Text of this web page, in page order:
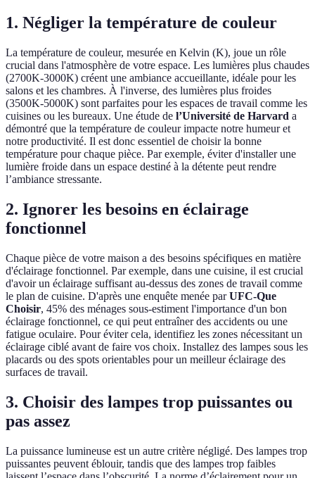
1. Négliger la température de couleur
La température de couleur, mesurée en Kelvin (K), joue un rôle
crucial dans l'atmosphère de votre espace. Les lumières plus chaudes
(2700K-3000K) créent une ambiance accueillante, idéale pour les
salons et les chambres. À l'inverse, des lumières plus froides
(3500K-5000K) sont parfaites pour les espaces de travail comme les
cuisines ou les bureaux. Une étude de l’Université de Harvard a
démontré que la température de couleur impacte notre humeur et
notre productivité. Il est donc essentiel de choisir la bonne
température pour chaque pièce. Par exemple, éviter d'installer une
lumière froide dans un espace destiné à la détente peut rendre
l’ambiance stressante.
2. Ignorer les besoins en éclairage
fonctionnel
Chaque pièce de votre maison a des besoins spécifiques en matière
d'éclairage fonctionnel. Par exemple, dans une cuisine, il est crucial
d'avoir un éclairage suffisant au-dessus des zones de travail comme
le plan de cuisine. D'après une enquête menée parUFC-Que
Choisir, 45% des ménages sous-estiment l'importance d'un bon
éclairage fonctionnel, ce qui peut entraîner des accidents ou une
fatigue oculaire. Pour éviter cela, identifiez les zones nécessitant un
éclairage ciblé avant de faire vos choix. Installez des lampes sous les
placards ou des spots orientables pour un meilleur éclairage des
surfaces de travail.
3. Choisir des lampes trop puissantes ou
pas assez
La puissance lumineuse est un autre critère négligé. Des lampes trop
puissantes peuvent éblouir, tandis que des lampes trop faibles